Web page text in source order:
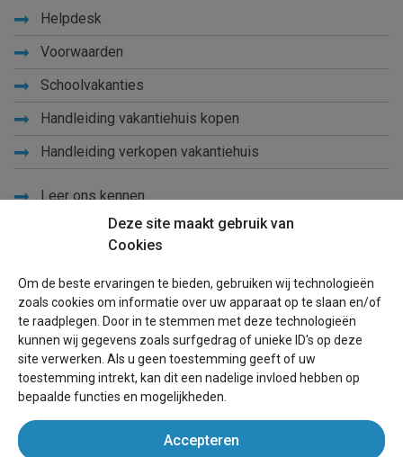
Deze site maakt gebruik van
Cookies
Om de beste ervaringen te bieden, gebruiken wij technologieën
zoals cookies om informatie over uw apparaat op te slaan en/of
te raadplegen. Door in te stemmen met deze technologieën
kunnen wij gegevens zoals surfgedrag of unieke ID's op deze
site verwerken. Als u geen toestemming geeft of uw
toestemming intrekt, kan dit een nadelige invloed hebben op
bepaalde functies en mogelijkheden.
Accepteren
Helpdesk
Voorwaarden
Schoolvakanties
Handleiding vakantiehuis kopen
Handleiding verkopen vakantiehuis
Leer ons kennen
Sitemap
Blog
Voor eigenaren